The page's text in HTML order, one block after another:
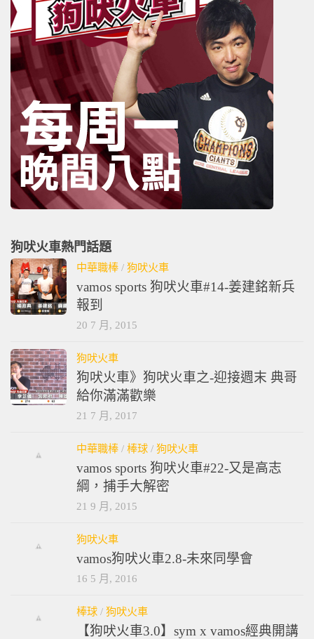
狗吠火車熱門話題
中華職棒 / 狗吠火車
vamos sports 狗吠火車#14-姜建銘新兵
報到
20 7 月, 2015
狗吠火車
狗吠火車》狗吠火車之-迎接週末 典哥
給你滿滿歡樂
21 7 月, 2017
中華職棒 / 棒球 / 狗吠火車
vamos sports 狗吠火車#22-又是高志
綱，捕手大解密
21 9 月, 2015
狗吠火車
vamos狗吠火車2.8-未來同學會
16 5 月, 2016
棒球 / 狗吠火車
【狗吠火車3.0】sym x vamos經典開講